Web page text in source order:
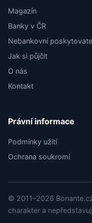
Magazín
Banky v ČR
Nebankovní
Jak si půjčit
O nás
Kontakt
Právní informace
Podmínky užití
Ochrana soukromí
© 2011–2026
charakter a